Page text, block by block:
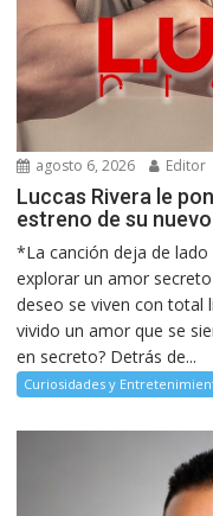
agosto 6, 2026 Editor
Luccas Rivera le
estreno de su
*La canción deja de
explorar un amor
deseo se viven con total
vivido un amor que se
en secreto? Detrás de...
Curiosidades y